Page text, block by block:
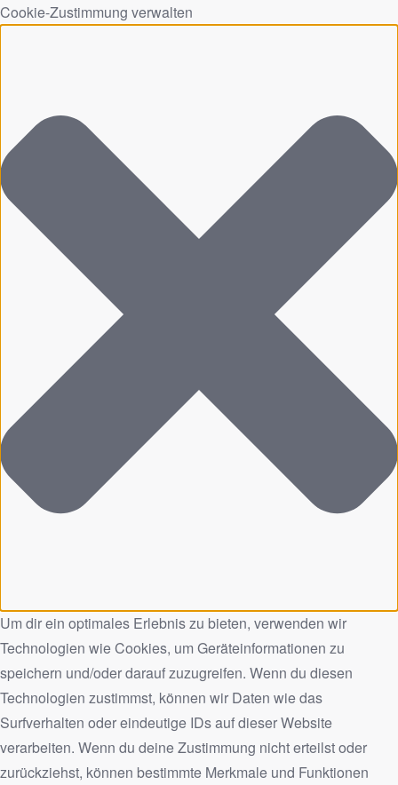
Cookie-Zustimmung verwalten
Um dir ein optimales Erlebnis zu bieten, verwenden wir
Technologien wie Cookies, um Geräteinformationen zu
speichern und/oder darauf zuzugreifen. Wenn du diesen
Technologien zustimmst, können wir Daten wie das
Surfverhalten oder eindeutige IDs auf dieser Website
verarbeiten. Wenn du deine Zustimmung nicht erteilst oder
zurückziehst, können bestimmte Merkmale und Funktionen